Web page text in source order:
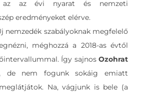
az az évi nyarat és nemzeti
eredményeket elérve.
nemzedék szabályoknak megfelelő
méghozzá a 2018-as évtől
Így sajnos Ozohrat
de nem fogunk sokáig emiatt
Na, vágjunk is bele (a